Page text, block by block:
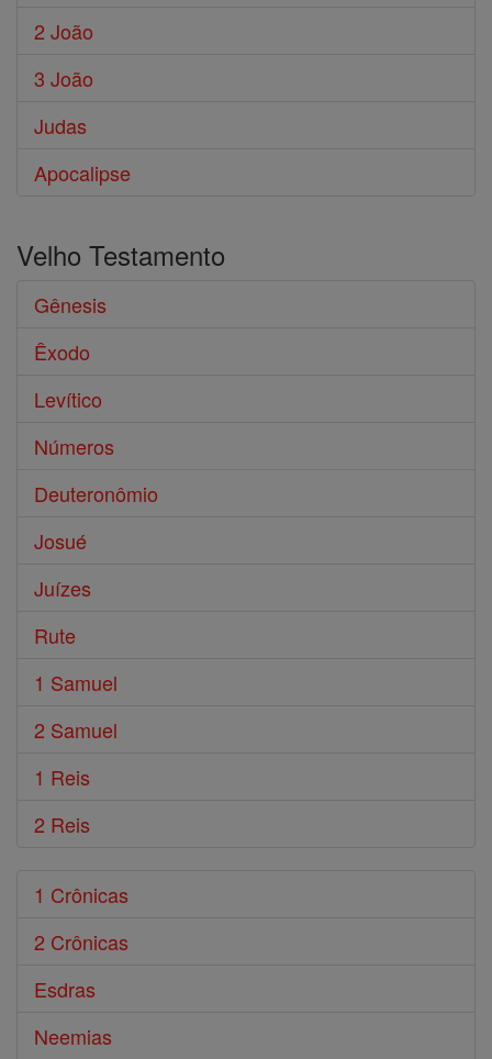
2 João
3 João
Judas
Apocalipse
Velho Testamento
Gênesis
Êxodo
Levítico
Números
Deuteronômio
Josué
Juízes
Rute
1 Samuel
2 Samuel
1 Reis
2 Reis
1 Crônicas
2 Crônicas
Esdras
Neemias